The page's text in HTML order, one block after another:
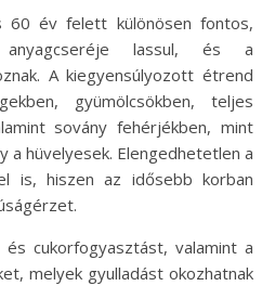
60 év felett különösen fontos,
lassul, és a
A kiegyensúlyozott étrend
gyümölcsökben, teljes
sovány fehérjékben, mint
a hüvelyesek. Elengedhetetlen a
is, hiszen az idősebb korban
cukorfogyasztást, valamint a
melyek gyulladást okozhatnak